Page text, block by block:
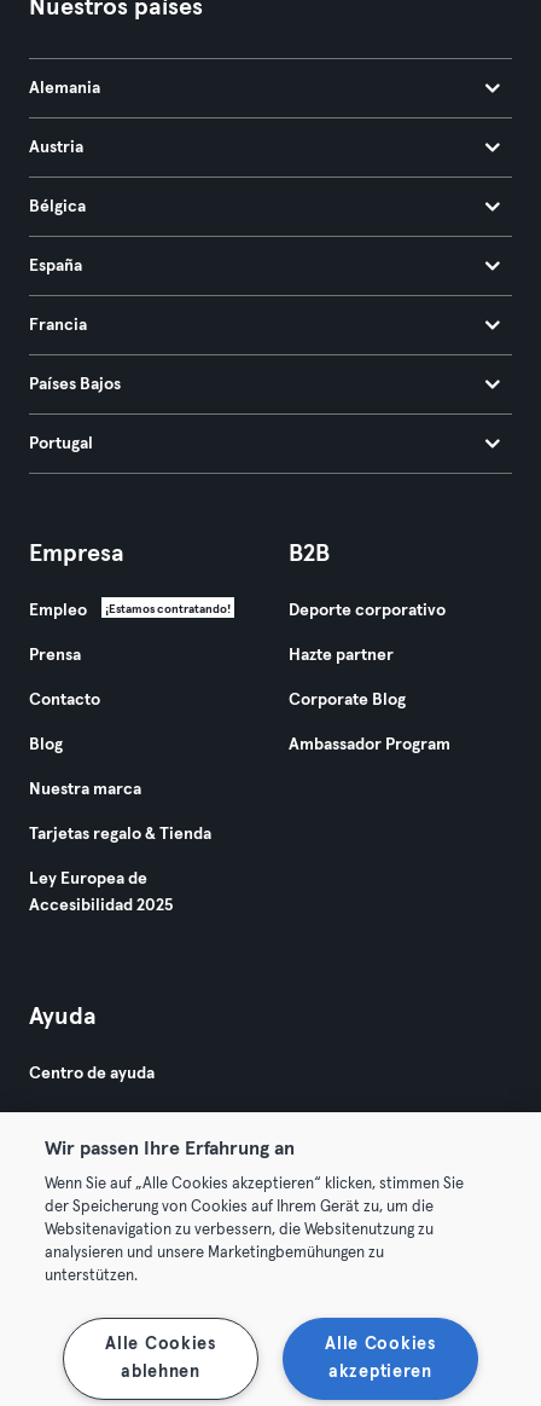
Nuestros países
Alemania
Austria
Bélgica
España
Francia
Países Bajos
Portugal
Empresa
Empleo ¡Estamos contratando!
Prensa
Contacto
Blog
Nuestra marca
Tarjetas regalo & Tienda
Ley Europea de
Accesibilidad 2025
B2B
Deporte corporativo
Hazte partner
Corporate Blog
Ambassador Program
Ayuda
Centro de ayuda
© 2026 Urban Sports Group GmbH. All rights reserved.
Términos y condiciones
Rescindir contratos aquí Desistir de contratos aquí
Wir passen Ihre Erfahrung an
Wenn Sie auf „Alle Cookies akzeptieren“ klicken, stimmen Sie
der Speicherung von Cookies auf Ihrem Gerät zu, um die
Websitenavigation zu verbessern, die Websitenutzung zu
analysieren und unsere Marketingbemühungen zu
unterstützen.
Alle Cookies
akzeptieren
Alle Cookies
ablehnen